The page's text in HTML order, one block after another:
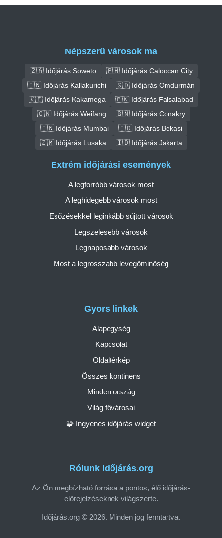
Népszerű városok ma
🇿🇦 Időjárás Soweto
🇵🇭 Időjárás Caloocan City
🇮🇳 Időjárás Kallakurichi
🇸🇩 Időjárás Omdurmán
🇰🇪 Időjárás Kakamega
🇵🇰 Időjárás Faisalabad
🇨🇳 Időjárás Weifang
🇬🇳 Időjárás Conakry
🇮🇳 Időjárás Mumbai
🇮🇩 Időjárás Bekasi
🇿🇲 Időjárás Lusaka
🇮🇩 Időjárás Jakarta
Rólunk Időjárás.org
Az Ön megbízható forrása a pontos, élő időjárás-
előrejelzéseknek világszerte.
Időjárás.org © 2026. Minden jog fenntartva.
Gyors linkek
Alapegység
Kapcsolat
Oldaltérkép
Összes kontinens
Minden ország
Világ fővárosai
🧩 Ingyenes időjárás widget
Extrém időjárási események
A legforróbb városok most
A leghidegebb városok most
Esőzésekkel leginkább sújtott városok
Legszelesebb városok
Legnaposabb városok
Most a legrosszabb levegőminőség